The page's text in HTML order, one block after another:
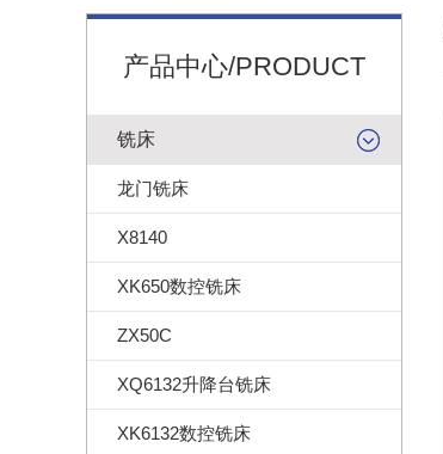
产品中心/PRODUCT
铣床
龙门铣床
X8140
XK650数控铣床
ZX50C
XQ6132升降台铣床
XK6132数控铣床